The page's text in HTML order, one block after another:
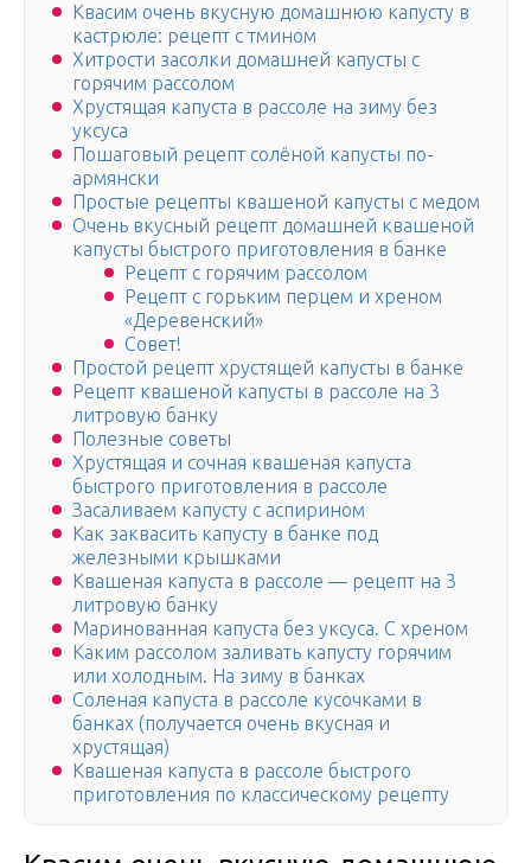
Квасим очень вкусную домашнюю капусту в
кастрюле: рецепт с тмином
Хитрости засолки домашней капусты с
горячим рассолом
Хрустящая капуста в рассоле на зиму без
уксуса
Пошаговый рецепт солёной капусты по-
армянски
Простые рецепты квашеной капусты с медом
Очень вкусный рецепт домашней квашеной
капусты быстрого приготовления в банке
Рецепт с горячим рассолом
Рецепт с горьким перцем и хреном
«Деревенский»
Совет!
Простой рецепт хрустящей капусты в банке
Рецепт квашеной капусты в рассоле на 3
литровую банку
Полезные советы
Хрустящая и сочная квашеная капуста
быстрого приготовления в рассоле
Засаливаем капусту с аспирином
Как заквасить капусту в банке под
железными крышками
Квашеная капуста в рассоле — рецепт на 3
литровую банку
Маринованная капуста без уксуса. С хреном
Каким рассолом заливать капусту горячим
или холодным. На зиму в банках
Соленая капуста в рассоле кусочками в
банках (получается очень вкусная и
хрустящая)
Квашеная капуста в рассоле быстрого
приготовления по классическому рецепту